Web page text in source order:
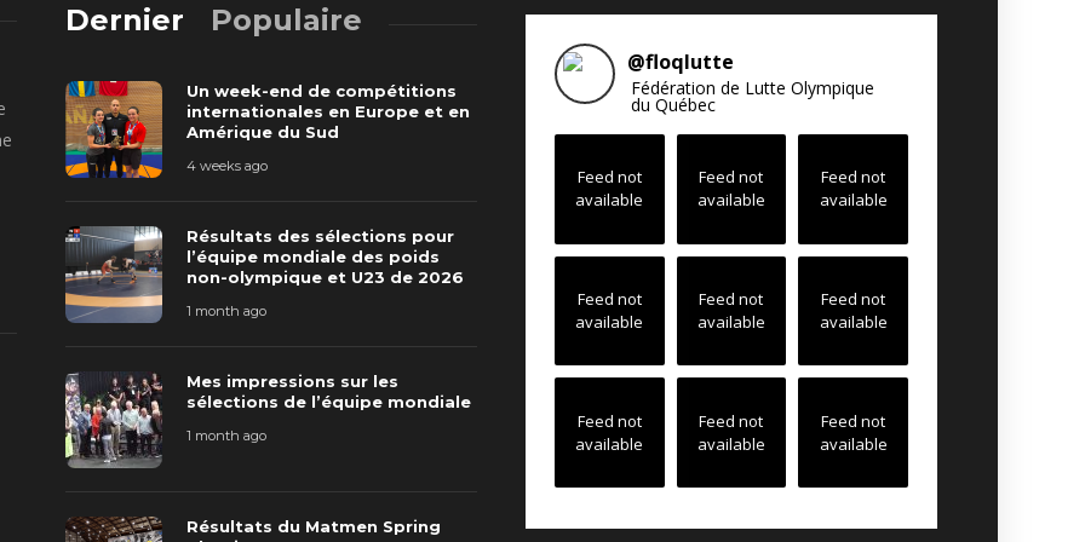
Dernier Populaire
Un week-end de compétitions
internationales en Europe et en
Amérique du Sud
4 weeks ago
Résultats des sélections pour
l’équipe mondiale des poids
non-olympique et U23 de 2026
1 month ago
Mes impressions sur les
sélections de l’équipe mondiale
1 month ago
Résultats du Matmen Spring
@floqlutte
Fédération de Lutte Olympique
du Québec
Feed not
available
Feed not
available
Feed not
available
Feed not
available
Feed not
available
Feed not
available
Feed not
available
Feed not
available
Feed not
available